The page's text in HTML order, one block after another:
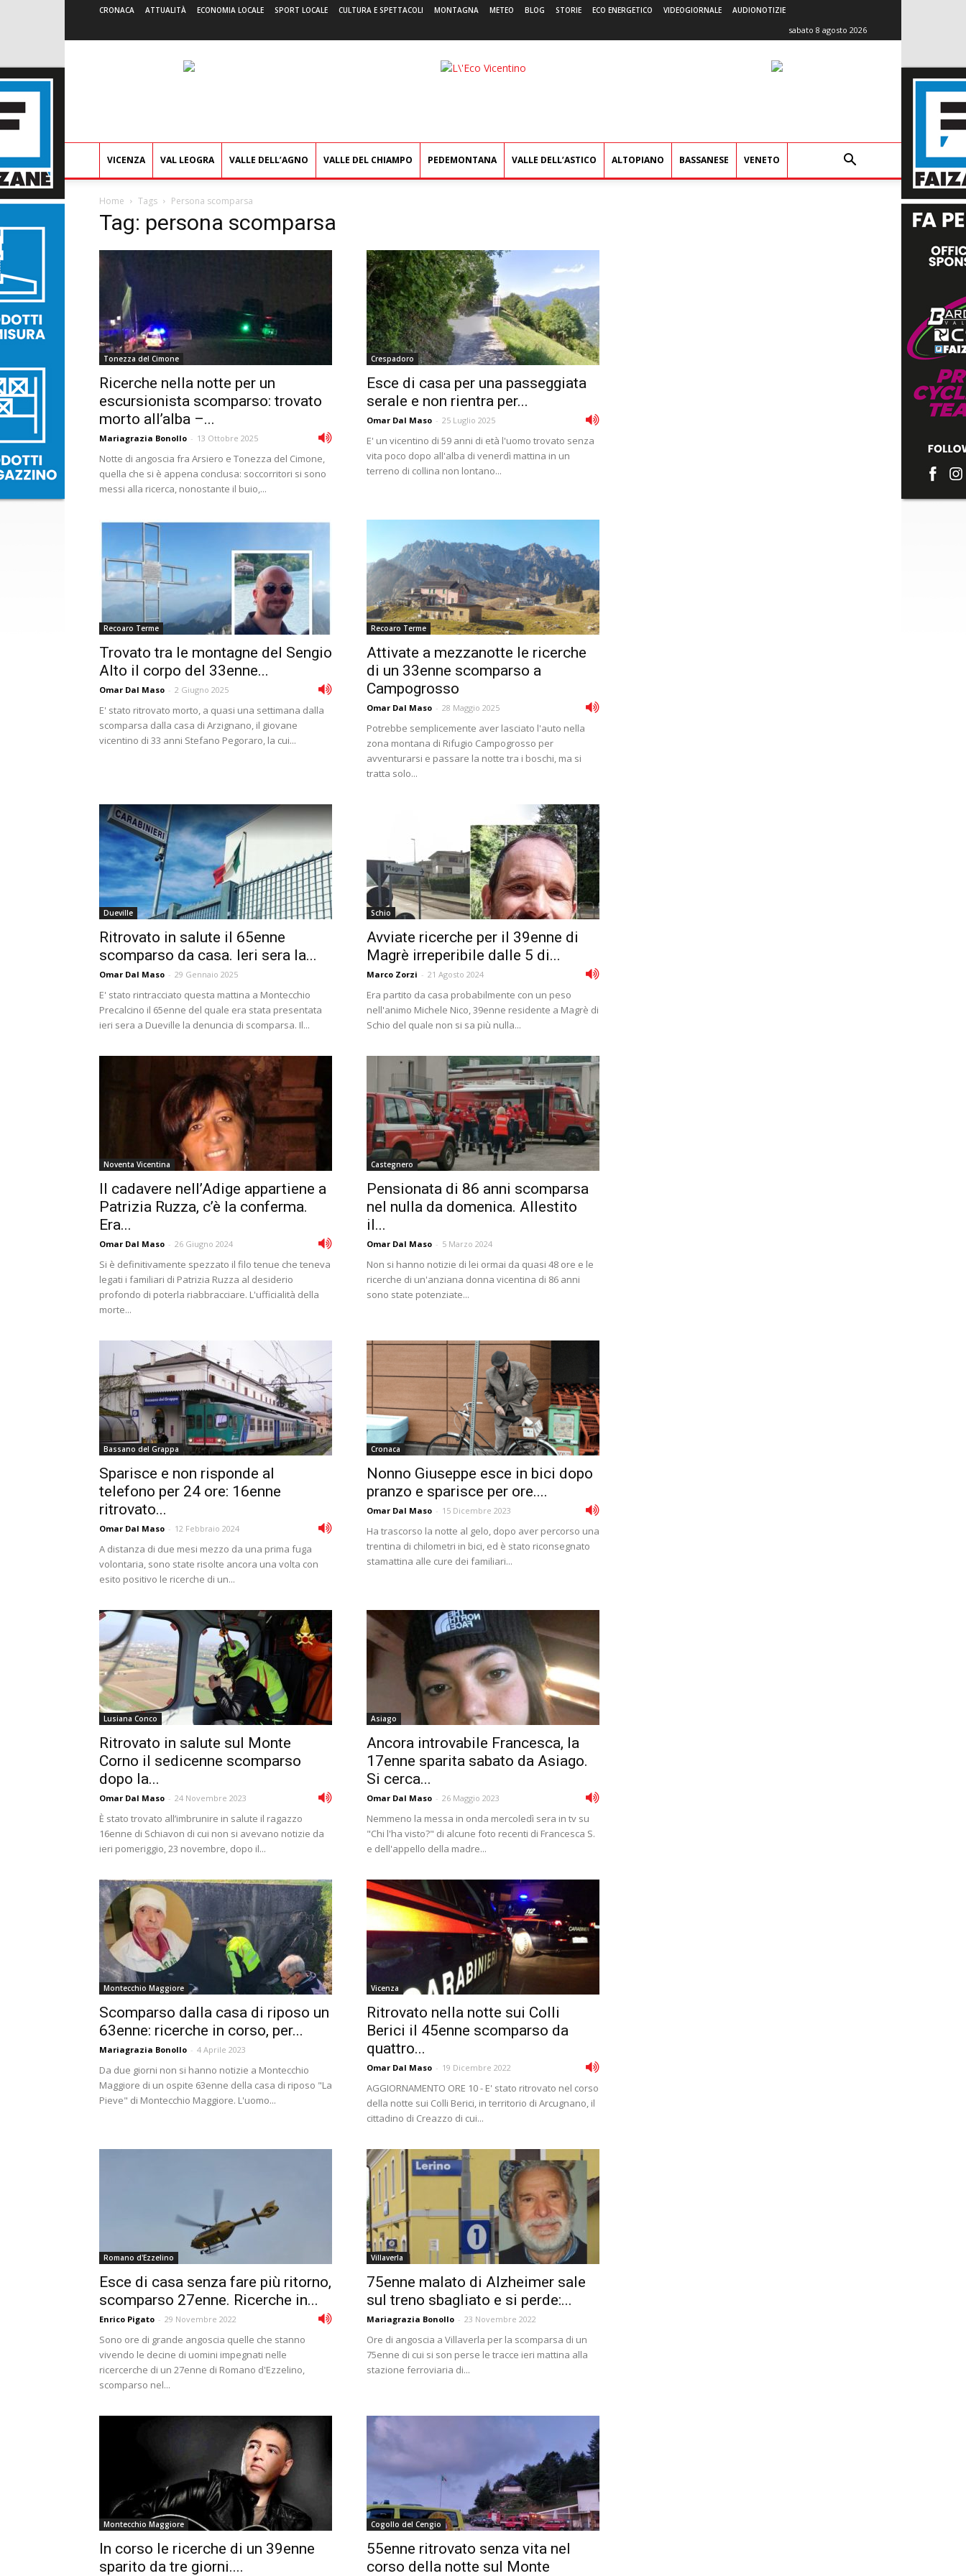
CRONACA ATTUALITÀ ECONOMIA LOCALE SPORT LOCALE CULTURA E SPETTACOLI MONTAGNA METEO BLOG STORIE ECO ENERGETICO VIDEOGIORNALE AUDIONOTIZIE
sabato 8 agosto 2026
L'Eco
VICENZA VAL LEOGRA VALLE DELL’AGNO VALLE DEL CHIAMPO PEDEMONTANA VALLE DELL’ASTICO ALTOPIANO BASSANESE VENETO
Home Tags Persona scomparsa
Tag: persona scomparsa
Tonezza del Cimone
Ricerche nella notte per un
escursionista scomparso: trovato
morto all’alba –...
Mariagrazia Bonollo - 13 Ottobre 2025
Notte di angoscia fra Arsiero e Tonezza del Cimone,
quella che si è appena conclusa: soccorritori si sono
messi alla ricerca, nonostante il buio,...
Crespadoro
Esce di casa per una passeggiata
serale e non rientra per...
Omar Dal Maso - 25 Luglio 2025
E' un vicentino di 59 anni di età l'uomo trovato senza
vita poco dopo all'alba di venerdì mattina in un
terreno di collina non lontano...
Recoaro Terme
Trovato tra le montagne del Sengio
Alto il corpo del 33enne...
Omar Dal Maso - 2 Giugno 2025
E' stato ritrovato morto, a quasi una settimana dalla
scomparsa dalla casa di Arzignano, il giovane
vicentino di 33 anni Stefano Pegoraro, la cui...
Recoaro Terme
Attivate a mezzanotte le ricerche
di un 33enne scomparso a
Campogrosso
Omar Dal Maso - 28 Maggio 2025
Potrebbe semplicemente aver lasciato l'auto nella
zona montana di Rifugio Campogrosso per
avventurarsi e passare la notte tra i boschi, ma si
tratta solo...
Dueville
Ritrovato in salute il 65enne
scomparso da casa. Ieri sera la...
Omar Dal Maso - 29 Gennaio 2025
E' stato rintracciato questa mattina a Montecchio
Precalcino il 65enne del quale era stata presentata
ieri sera a Dueville la denuncia di scomparsa. Il...
Schio
Avviate ricerche per il 39enne di
Magrè irreperibile dalle 5 di...
Marco Zorzi - 21 Agosto 2024
Era partito da casa probabilmente con un peso
nell'animo Michele Nico, 39enne residente a Magrè di
Schio del quale non si sa più nulla...
Noventa Vicentina
Il cadavere nell’Adige appartiene a
Patrizia Ruzza, c’è la conferma.
Era...
Omar Dal Maso - 26 Giugno 2024
Si è definitivamente spezzato il filo tenue che teneva
legati i familiari di Patrizia Ruzza al desiderio
profondo di poterla riabbracciare. L'ufficialità della
morte...
Castegnero
Pensionata di 86 anni scomparsa
nel nulla da domenica. Allestito
il...
Omar Dal Maso - 5 Marzo 2024
Non si hanno notizie di lei ormai da quasi 48 ore e le
ricerche di un'anziana donna vicentina di 86 anni
sono state potenziate...
Bassano del Grappa
Sparisce e non risponde al
telefono per 24 ore: 16enne
ritrovato...
Omar Dal Maso - 12 Febbraio 2024
A distanza di due mesi mezzo da una prima fuga
volontaria, sono state risolte ancora una volta con
esito positivo le ricerche di un...
Cronaca
Nonno Giuseppe esce in bici dopo
pranzo e sparisce per ore....
Omar Dal Maso - 15 Dicembre 2023
Ha trascorso la notte al gelo, dopo aver percorso una
trentina di chilometri in bici, ed è stato riconsegnato
stamattina alle cure dei familiari...
Lusiana Conco
Ritrovato in salute sul Monte
Corno il sedicenne scomparso
dopo la...
Omar Dal Maso - 24 Novembre 2023
È stato trovato all’imbrunire in salute il ragazzo
16enne di Schiavon di cui non si avevano notizie da
ieri pomeriggio, 23 novembre, dopo il...
Asiago
Ancora introvabile Francesca, la
17enne sparita sabato da Asiago.
Si cerca...
Omar Dal Maso - 26 Maggio 2023
Nemmeno la messa in onda mercoledì sera in tv su
"Chi l'ha visto?" di alcune foto recenti di Francesca S.
e dell'appello della madre...
Montecchio Maggiore
Scomparso dalla casa di riposo un
63enne: ricerche in corso, per...
Mariagrazia Bonollo - 4 Aprile 2023
Da due giorni non si hanno notizie a Montecchio
Maggiore di un ospite 63enne della casa di riposo "La
Pieve" di Montecchio Maggiore. L'uomo...
Vicenza
Ritrovato nella notte sui Colli
Berici il 45enne scomparso da
quattro...
Omar Dal Maso - 19 Dicembre 2022
AGGIORNAMENTO ORE 10 - E' stato ritrovato nel corso
della notte sui Colli Berici, in territorio di Arcugnano, il
cittadino di Creazzo di cui...
Romano d'Ezzelino
Esce di casa senza fare più ritorno,
scomparso 27enne. Ricerche in...
Enrico Pigato - 29 Novembre 2022
Sono ore di grande angoscia quelle che stanno
vivendo le decine di uomini impegnati nelle
ricercerche di un 27enne di Romano d'Ezzelino,
scomparso nel...
Villaverla
75enne malato di Alzheimer sale
sul treno sbagliato e si perde:...
Mariagrazia Bonollo - 23 Novembre 2022
Ore di angoscia a Villaverla per la scomparsa di un
75enne di cui si son perse le tracce ieri mattina alla
stazione ferroviaria di...
Montecchio Maggiore
In corso le ricerche di un 39enne
sparito da tre giorni....
Cogollo del Cengio
55enne ritrovato senza vita nel
corso della notte sul Monte